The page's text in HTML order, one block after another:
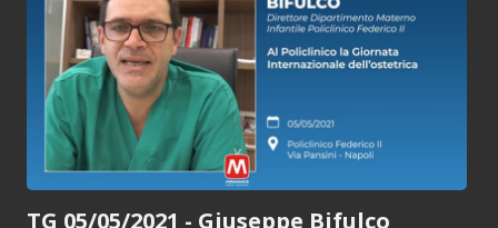
TG 05/05/2021 - Giuseppe Bifulco